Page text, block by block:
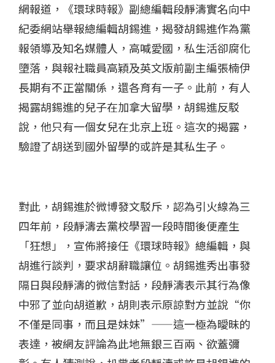
網報道，《環球時報》副總編輯段靜濤實名向中
紀委網站舉報總編輯胡錫進，揭發胡錫進作為黨
報領導及知名媒體人，高喊愛國，私生活卻腐化
墮落，與報社職員高穎及英文版前副主編張楠伊
長期有不正當關係，還各育有一子。此前，有人
揭露胡錫進的兒子在加拿大留學，胡錫進反駁
說，他只有一個女兒在北京上班。這次的揭露，
驗證了胡送到國外留學的或許是其私生子。
對此，胡錫進於微博發文駁斥，認為引火線為三
四年前，段靜濤去黨校學習一段時間後便產生
「狂想」，宣佈將接任《環球時報》總編輯，與
胡進行談判，要求胡辭職讓位。胡錫進秀出事發
隔日與段靜濤的微信對話，段靜濤表示其行為像
中邪了並向胡道歉，胡則表示原諒對方並說“你
不僅是同事，而且是妹妹”——這一極為曖昧的
表達，被網友評論為此地無銀三百兩、欲蓋彌